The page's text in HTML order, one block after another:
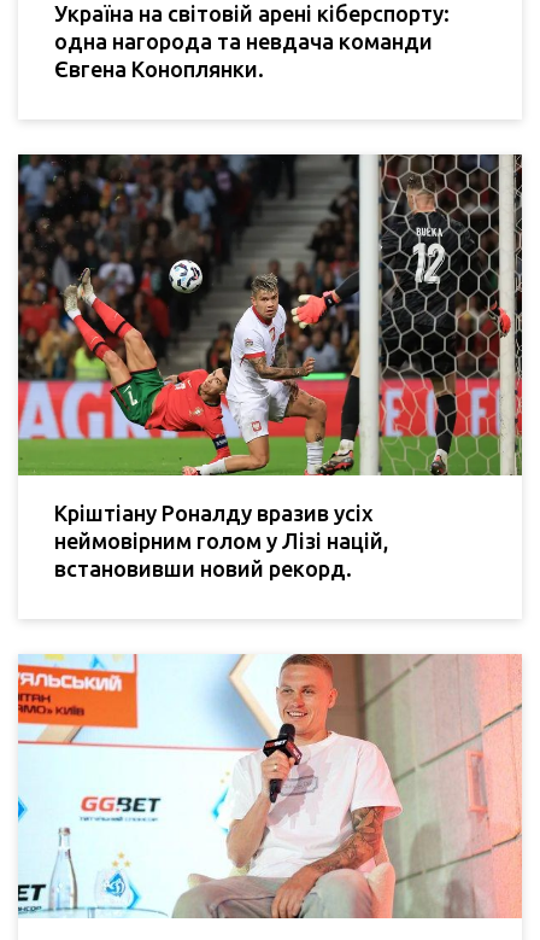
Україна на світовій арені кіберспорту:
одна нагорода та невдача команди
Євгена Коноплянки.
Кріштіану Роналду вразив усіх
неймовірним голом у Лізі націй,
встановивши новий рекорд.